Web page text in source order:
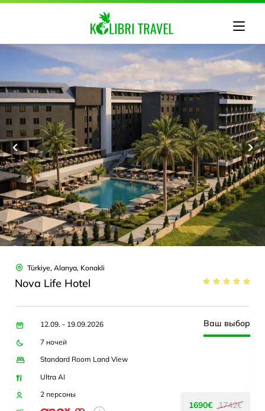
Türkiye, Alanya, Konakli
Nova Life Hotel
12.09. - 19.09.2026
7 ночей
Standard Room Land View
Ultra AI
2 персоны
Ваш выбор
1690€ 1742€